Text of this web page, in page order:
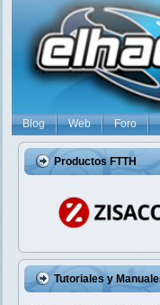
Blog Web Foro
Productos FTTH
Tutoriales y